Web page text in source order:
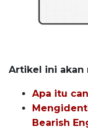
Artikel ini akan
Apa itu
Bearish